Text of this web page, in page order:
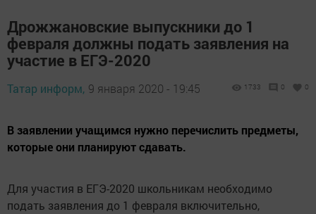
Дрожжановские выпускники до 1
февраля должны подать заявления на
участие в ЕГЭ-2020
Татар информ, 9 января 2020 - 19:45 1733 0 0
В заявлении учащимся нужно перечислить предметы,
которые они планируют сдавать.
Для участия в ЕГЭ-2020 школьникам необходимо
подать заявления до 1 февраля включительно,